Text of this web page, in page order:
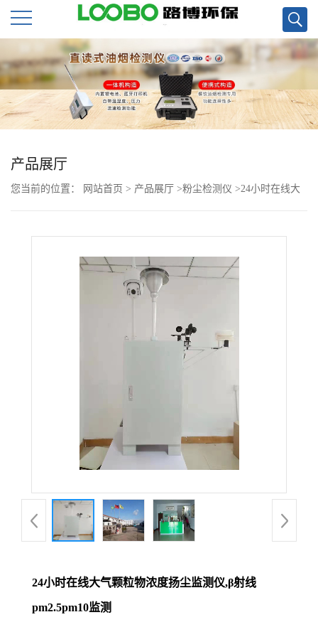
公
司
首
页
公
品
厅
产品展厅
您当前的位置： 网站首页 > 产品展厅 >粉尘检测仪 >24小时在线大
24小时在线大气颗粒物浓度扬尘监测仪,β射线
pm2.5pm10监测